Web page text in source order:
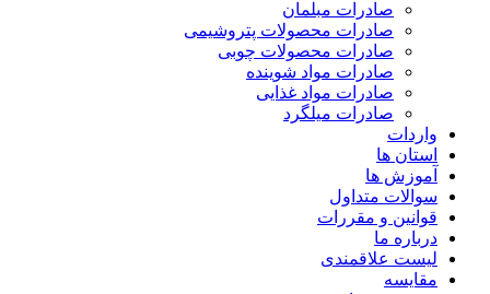
صادرات مبلمان
صادرات محصولات پتروشیمی
صادرات محصولات چوبی
صادرات مواد شوینده
صادرات مواد غذایی
صادرات میلگرد
واردات
استان ها
آموزش ها
سوالات متداول
قوانین و مقررات
درباره ما
لیست علاقمندی
مقایسه